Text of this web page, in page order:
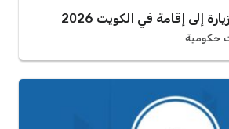
إلى إقامة في الكويت 2026
حكومية